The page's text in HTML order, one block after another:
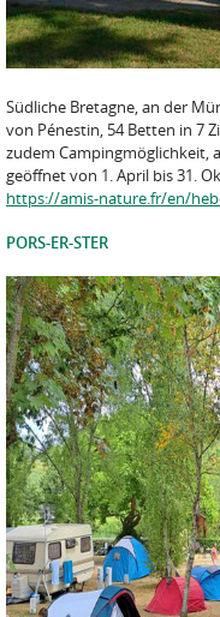
Südliche Bretagne, an der
von Pénestin, 54 Betten in 7
zudem Campingmöglichkeit,
geöffnet von 1. April bis 31.
https://amis-nature.fr/en/
PORS-ER-STER